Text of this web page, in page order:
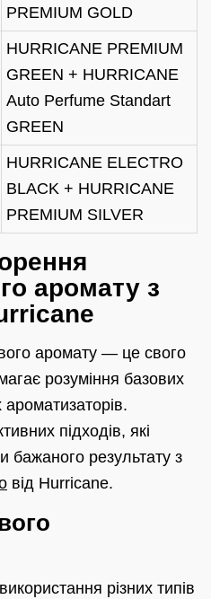
PREMIUM GOLD
HURRICANE PREMIUM
GREEN + HURRICANE
Auto Perfume Standart
GREEN
HURRICANE ELECTRO
BLACK + HURRICANE
PREMIUM SILVER
аромату з
аромату — це свого
розуміння базових
ароматизаторів.
підходів, які
бажаного результату з
від Hurricane.
різних типів